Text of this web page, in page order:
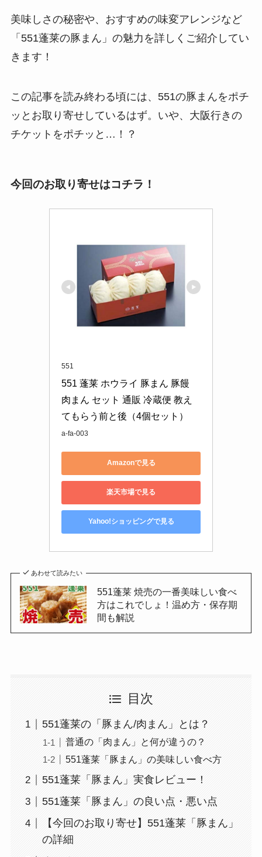
美味しさの秘密や、おすすめの味変アレンジなど
「551蓬莱の豚まん」の魅力を詳しくご紹介してい
きます！
この記事を読み終わる頃には、551の豚まんをポチ
ッとお取り寄せしているはず。いや、大阪行きの
チケットをポチッと…！？
今回のお取り寄せはコチラ！
551
551 蓬莱 ホウライ 豚まん 豚饅
肉まん セット 通販 冷蔵便 教え
てもらう前と後（4個セット）
a-fa-003
Amazonで見る
楽天市場で見る
Yahoo!ショッピングで見る
あわせて読みたい
551蓬莱 焼売の一番美味しい食べ
方はこれでしょ！温め方・保存期
間も解説
目次
551蓬莱の「豚まん/肉まん」とは？
普通の「肉まん」と何が違うの？
551蓬莱「豚まん」の美味しい食べ方
551蓬莱「豚まん」実食レビュー！
551蓬莱「豚まん」の良い点・悪い点
【今回のお取り寄せ】551蓬莱「豚まん」
の詳細